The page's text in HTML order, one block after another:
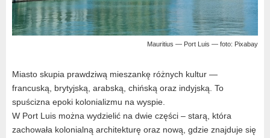
Mauritius — Port Luis — foto: Pixabay
Miasto skupia prawdziwą mieszankę różnych kultur —
francuską, brytyjską, arabską, chińską oraz indyjską. To
spuścizna epoki kolonializmu na wyspie.
W Port Luis można wydzielić na dwie części – starą, która
zachowała kolonialną architekturę oraz nową, gdzie znajduje się